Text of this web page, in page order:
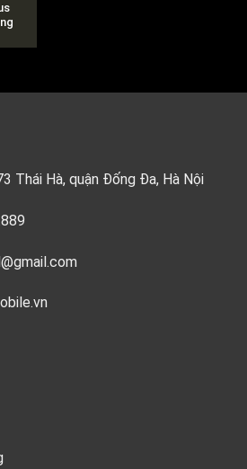
Thái Hà, quận Đống Đa, Hà Nội